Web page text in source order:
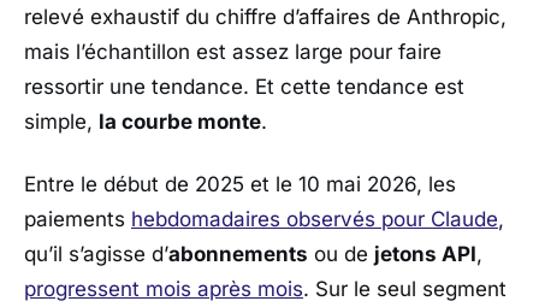
relevé exhaustif du chiffre d’affaires de Anthropic,
mais l’échantillon est assez large pour faire
ressortir une tendance. Et cette tendance est
simple, la courbe monte.
Entre le début de 2025 et le 10 mai 2026, les
paiements hebdomadaires observés pour Claude,
qu’il s’agisse d’abonnements ou de jetons API,
progressent mois après mois. Sur le seul segment